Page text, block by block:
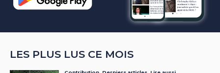
LES PLUS LUS CE MOIS